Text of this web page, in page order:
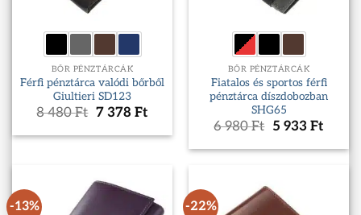
BŐR PÉNZTÁRCÁK
Férfi pénztárca valódi bőrből
Giultieri SD123
8 480Ft Original
was:
7 378 FtCurrent
is:
BŐR PÉNZTÁRCÁK
Fiatalos és sportos férfi
pénztárca díszdobozban
SHG65
6 980Ft Original
was:
5 933 Ft
is:
-13% -22%